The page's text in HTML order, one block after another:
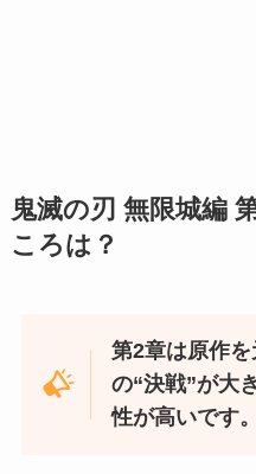
鬼滅の刃 無限城編
ころは？
第2章は原作
の“決戦”が大
性が高いです。